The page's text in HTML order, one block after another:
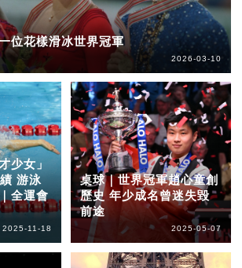
位花樣滑冰世界冠軍
2026-03-10
少女」
游泳
全運會
2025-11-18
桌球｜世界冠軍趙心童創
歷史 年少成名曾迷失毀
前途
2025-05-07